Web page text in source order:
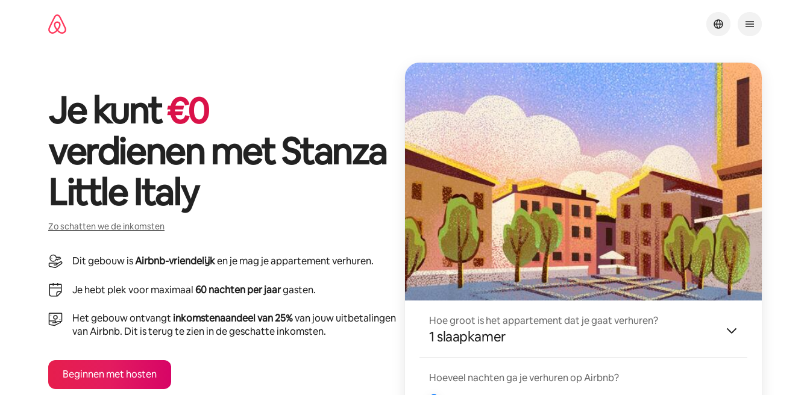
Je kunt€0
verdienen metStanza
Little Italy
Zo schatten we de inkomsten
Dit gebouw isAirbnb-vriendelijken je mag je appartement verhuren.
Je hebt plek voor maximaal60 nachten per jaargasten.
Het gebouw ontvangt inkomstenaandeel van 25%van jouw uitbetalingen
van Airbnb. Dit is terug te zien in de geschatte inkomsten.
Beginnen met hosten
Hoe groot is het appartement dat je gaat verhuren?
1 slaapkamer
Hoeveel nachten ga je verhuren op Airbnb?